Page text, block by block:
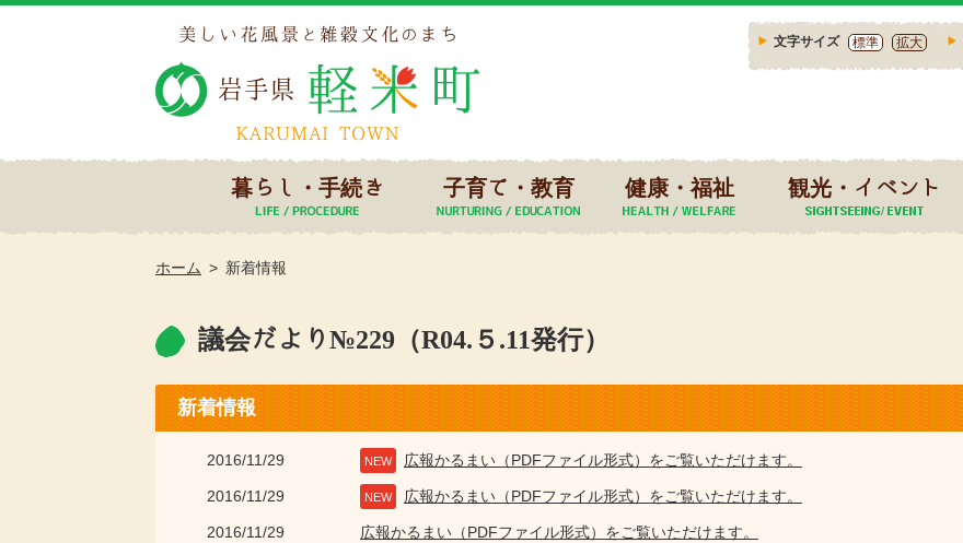
文字サイズ 標準 拡大
暮らし・手続き 子育て・教育 健康・福祉 観光・イベント
ホーム 新着情報
議会だより№229（R04.５.11発行）
新着情報
2016/11/29 NEW 広報かるまい（PDFファイル形式）をご覧いただけます。
2016/11/29 NEW 広報かるまい（PDFファイル形式）をご覧いただけます。
2016/11/29
広報かるまい（PDFファイル形式）をご覧いただけます。